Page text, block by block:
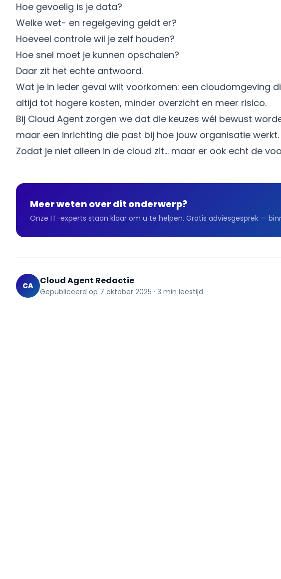
Hoe gevoelig is je data?
Welke wet- en regelgeving geldt er?
Hoeveel controle wil je zelf houden?
Hoe snel moet je kunnen opschalen?
Daar zit het echte antwoord.
Wat je in ieder geval wilt voorkomen: een cloudomgeving
altijd tot hogere kosten, minder overzicht en meer risico.
Bij Cloud Agent zorgen we dat die keuzes wél bewust
maar een inrichting die past bij hoe jouw organisatie werkt.
Zodat je niet alleen in de cloud zit… maar er ook echt de
Meer weten over dit onderwerp?
Onze IT-experts staan klaar om u te helpen. Gratis adviesgesprek —
CA Cloud Agent Redactie
Gepubliceerd op 7 oktober 2025 · 3 min leestijd